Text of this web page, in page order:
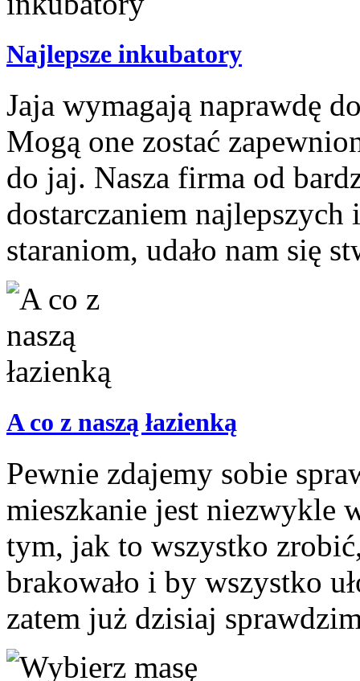
Najlepsze inkubatory
Jaja wymagają naprawdę
Mogą one zostać
do jaj. Nasza firma od
dostarczaniem
staraniom, udało nam się
A co z naszą łazienką
Pewnie zdajemy sobie
mieszkanie jest niezwykle
tym, jak to wszystko
brakowało i by wszystko
zatem już dzisiaj